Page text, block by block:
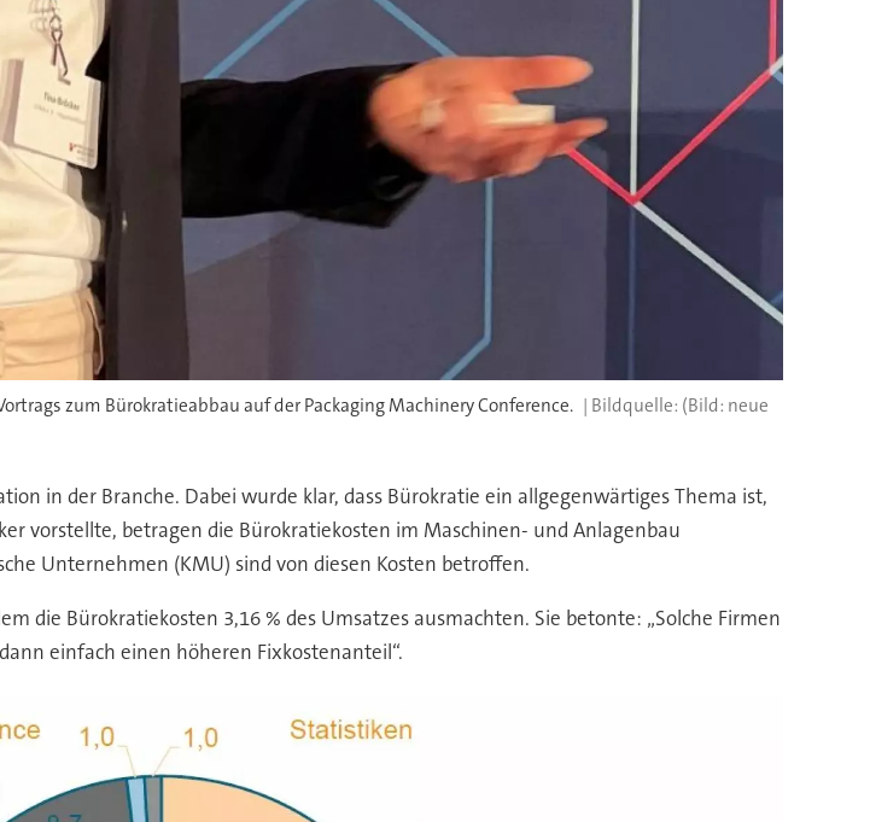
zum Bürokratieabbau auf der Packaging Machinery Conference.
(Bild: neue
in der Branche. Dabei wurde klar, dass Bürokratie ein allgegenwärtiges Thema ist,
vorstellte, betragen die Bürokratiekosten im Maschinen- und Anlagenbau
Unternehmen (KMU) sind von diesen Kosten betroffen.
die Bürokratiekosten 3,16 % des Umsatzes ausmachten. Sie betonte: „Solche Firmen
einfach einen höheren Fixkostenanteil“.